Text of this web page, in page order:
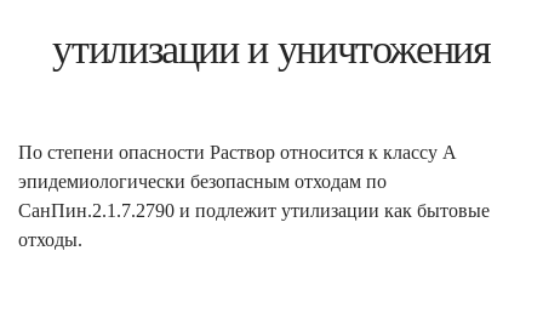
утилизации и уничтожения
По степени опасности Раствор относится к классу А
эпидемиологически безопасным отходам по
СанПин.2.1.7.2790 и подлежит утилизации как бытовые
отходы.